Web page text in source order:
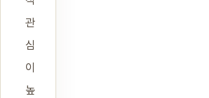
관
심
이
높